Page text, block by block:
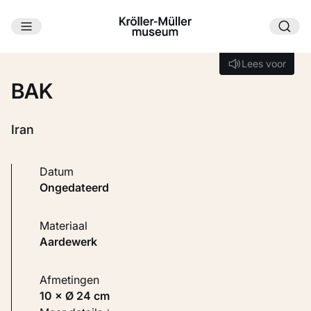
Ga naar hoofdinhoud
Lees voor
Lees voor
BAK
Iran
Datum
ongedateerd
Materiaal
Aardewerk
Afmetingen
10 × Ø 24 cm